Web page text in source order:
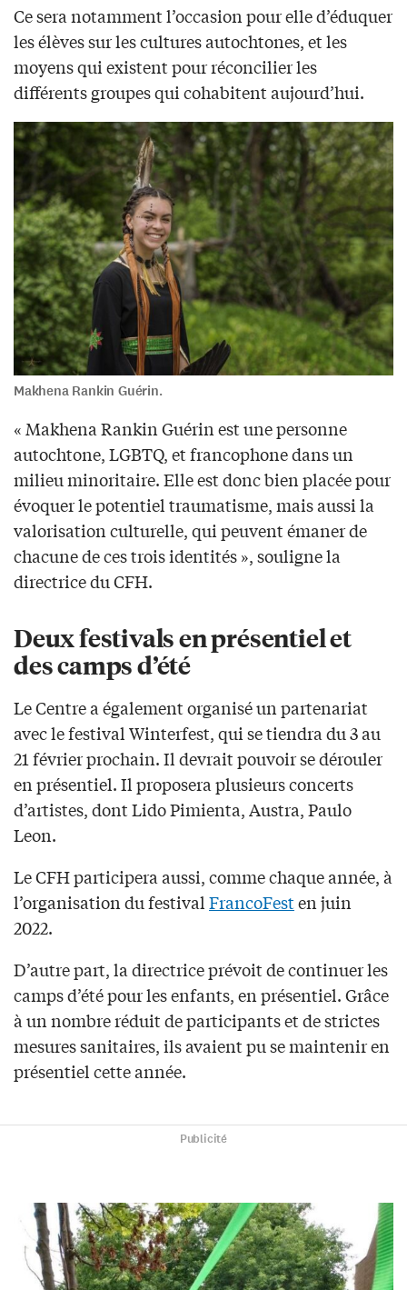
Ce sera notamment l’occasion pour elle d’éduquer
les élèves sur les cultures autochtones, et les
moyens qui existent pour réconcilier les
différents groupes qui cohabitent aujourd’hui.
Makhena Rankin Guérin.
« Makhena Rankin Guérin est une personne
autochtone, LGBTQ, et francophone dans un
milieu minoritaire. Elle est donc bien placée pour
évoquer le potentiel traumatisme, mais aussi la
valorisation culturelle, qui peuvent émaner de
chacune de ces trois identités », souligne la
directrice du CFH.
Deux festivals en présentiel et
des camps d’été
Le Centre a également organisé un partenariat
avec le festival Winterfest, qui se tiendra du 3 au
21 février prochain. Il devrait pouvoir se dérouler
en présentiel. Il proposera plusieurs concerts
d’artistes, dont Lido Pimienta, Austra, Paulo
Leon.
Le CFH participera aussi, comme chaque année, à
l’organisation du festival FrancoFesten juin
2022.
D’autre part, la directrice prévoit de continuer les
camps d’été pour les enfants, en présentiel. Grâce
à un nombre réduit de participants et de strictes
mesures sanitaires, ils avaient pu se maintenir en
présentiel cette année.
Publicité